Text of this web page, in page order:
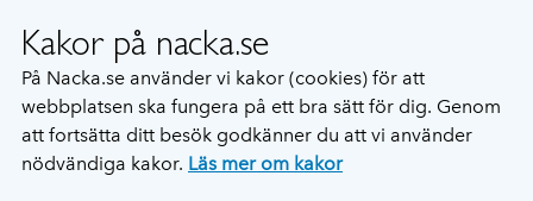
Kakor på nacka.se
På Nacka.se använder vi kakor (cookies) för att
webbplatsen ska fungera på ett bra sätt för dig. Genom
att fortsätta ditt besök godkänner du att vi använder
nödvändiga kakor. Läs mer om kakor